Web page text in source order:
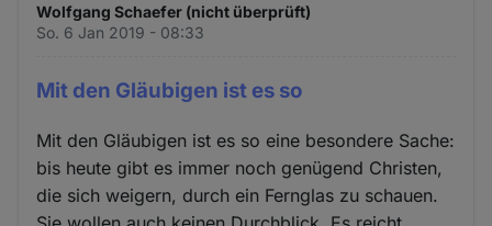
Wolfgang Schaefer (nicht überprüft)
So. 6 Jan 2019 - 08:33
Mit den Gläubigen ist es so
Mit den Gläubigen ist es so eine besondere Sache:
bis heute gibt es immer noch genügend Christen,
die sich weigern, durch ein Fernglas zu schauen.